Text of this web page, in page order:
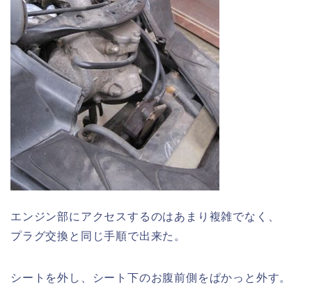
エンジン部にアクセスするのはあまり複雑でなく、
プラグ交換と同じ手順で出来た。
シートを外し、シート下のお腹前側をぱかっと外す。